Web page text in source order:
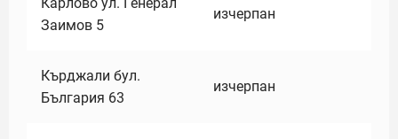
Заимов 5
изчерпан
Кърджали бул.
България 63
изчерпан